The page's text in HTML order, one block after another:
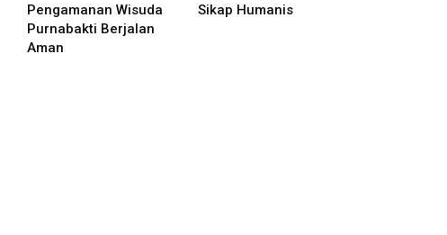
Pengamanan Wisuda
Purnabakti Berjalan
Aman
Sikap Humanis